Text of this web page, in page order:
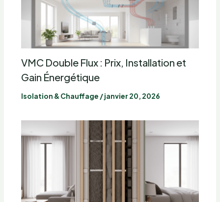
VMC Double Flux : Prix, Installation et
Gain Énergétique
Isolation & Chauffage /janvier 20, 2026